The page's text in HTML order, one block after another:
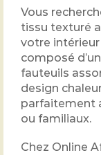
Vous
tissu texturé
votre
composé
fauteuils
design
parfaitement
ou familiaux.
Chez Online